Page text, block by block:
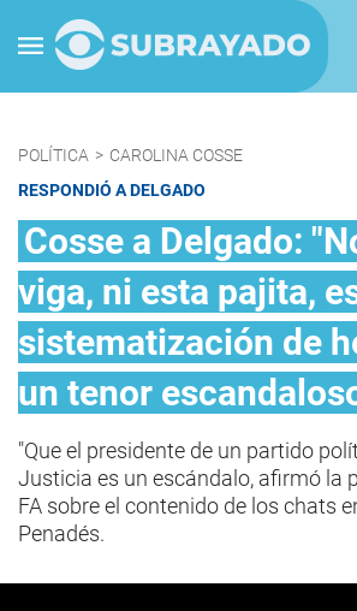
POLÍTICA > CAROLINA COSSE
RESPONDIÓ A DELGADO
Cosse a Delgado:
viga, ni esta pajita,
sistematización de
un tenor
"Que el presidente de un partido
Justicia es un escándalo, afirmó la
FA sobre el contenido de los chats
Penadés.